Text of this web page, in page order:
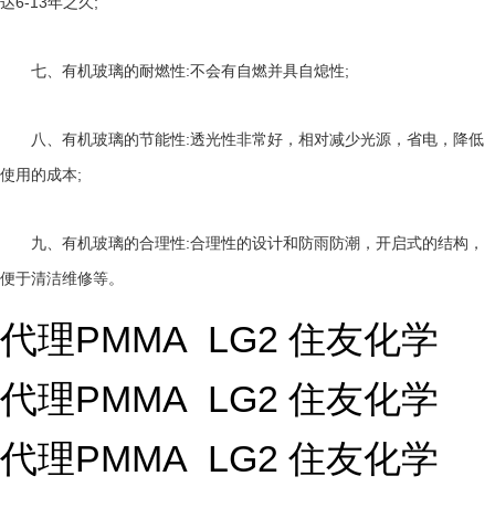
七、有机玻璃的耐燃性:不会有自燃并具自熄性;
八、有机玻璃的节能性:透光性非常好，相对减少光源，省电，降低
使用的成本;
九、有机玻璃的合理性:合理性的设计和防雨防潮，开启式的结构，
便于清洁维修等。
代理PMMA LG2 住友化学
代理PMMA LG2 住友化学
代理PMMA LG2 住友化学